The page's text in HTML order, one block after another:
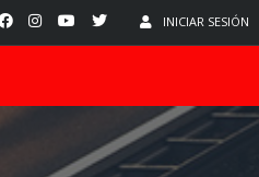
INICIAR SESIÓN